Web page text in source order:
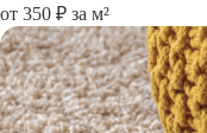
от 350 ₽ за м²